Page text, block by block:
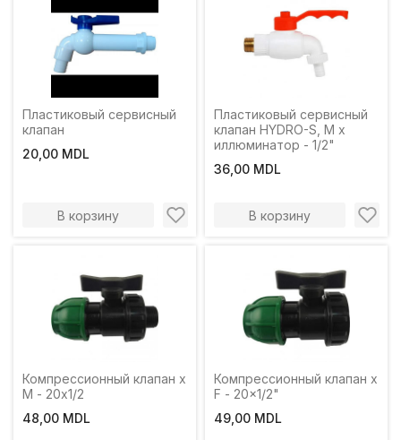
Пластиковый сервисный
клапан
20,00 MDL
В корзину
Пластиковый сервисный
клапан HYDRO-S, M x
иллюминатор - 1/2"
36,00 MDL
В корзину
Компрессионный клапан х
М - 20х1/2
48,00 MDL
Компрессионный клапан x
F - 20x1/2"
49,00 MDL